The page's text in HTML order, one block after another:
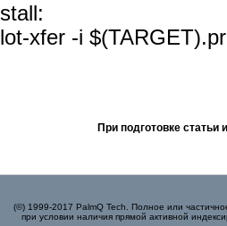
xfer -i
При подготовке
(©) 1999-2017 PalmQ Tech. Полное или
при условии наличия прямой активной